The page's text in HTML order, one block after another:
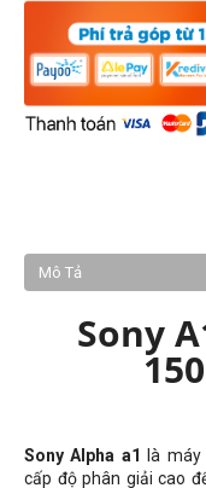
Mô Tả
Sony
Sony Alpha a1
là
cấp độ phân giải cao